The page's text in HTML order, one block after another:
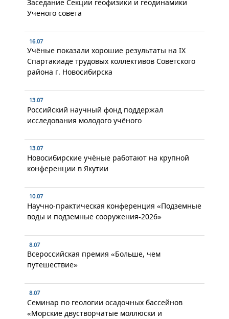
Заседание Секции геофизики и геодинамики
Ученого совета
16.07
Учёные показали хорошие результаты на IX
Спартакиаде трудовых коллективов Советского
района г. Новосибирска
13.07
Российский научный фонд поддержал
исследования молодого учёного
13.07
Новосибирские учёные работают на крупной
конференции в Якутии
10.07
Научно-практическая конференция «Подземные
воды и подземные сооружения-2026»
8.07
Всероссийская премия «Больше, чем
путешествие»
8.07
Семинар по геологии осадочных бассейнов
«Морские двустворчатые моллюски и